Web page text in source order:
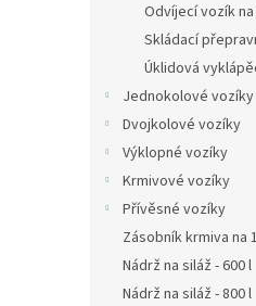
Odvíjecí vozík
Skládací
Úklidová
Jednokolové
Dvojkolové vozíky
Výklopné vozíky
Krmivové vozíky
Přívěsné vozíky
Zásobník krmiva na
Nádrž na siláž - 600 l
Nádrž na siláž - 800 l